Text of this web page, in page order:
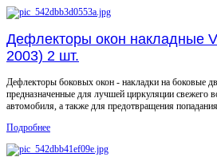
Дефлекторы окон накладные
2003) 2 шт.
Дефлекторы боковых окон - накладки на боковые
предназначенные для лучшей циркуляции свежего
автомобиля, а также для предотвращения
Подробнее